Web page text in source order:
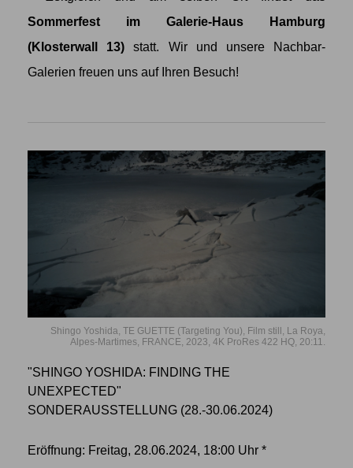
Sommerfest im Galerie-Haus Hamburg
(Klosterwall 13) statt. Wir und unsere Nachbar-
Galerien freuen uns auf Ihren Besuch!
Shingo Yoshida, TE GUETTE (Targeting You), Film still, La Roya,
Alpes-Martimes, FRANCE, 2023, 4K ProRes 422 HQ, 20:11.
"SHINGO YOSHIDA: FINDING THE
UNEXPECTED"
SONDERAUSSTELLUNG (28.-30.06.2024)
Eröffnung: Freitag, 28.06.2024, 18:00 Uhr *